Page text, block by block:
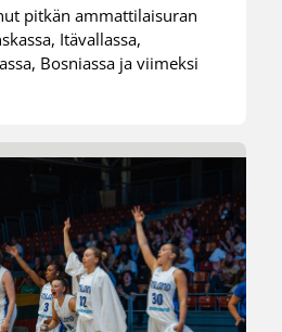
pitkän ammattilaisuran
Itävallassa,
Bosniassa ja viimeksi